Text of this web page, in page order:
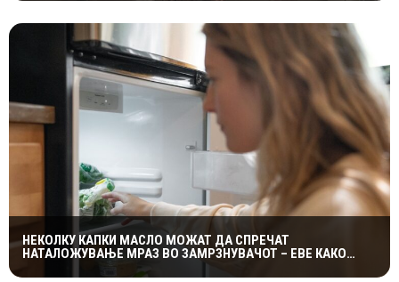
НЕКОЛКУ КАПКИ МАСЛО МОЖАТ ДА СПРЕЧАТ
НАТАЛОЖУВАЊЕ МРАЗ ВО ЗАМРЗНУВАЧОТ – ЕВЕ КАКО
ФУНКЦИОНИРА ЕДНОСТАВНИОТ ТРИК